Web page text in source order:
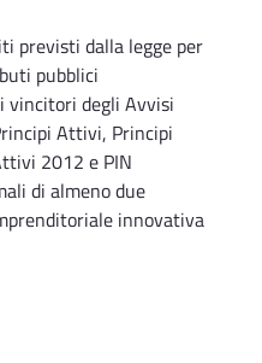
previsti dalla legge per
pubblici
vincitori degli Avvisi
Attivi, Principi
2012 e PIN
di almeno due
innovativa